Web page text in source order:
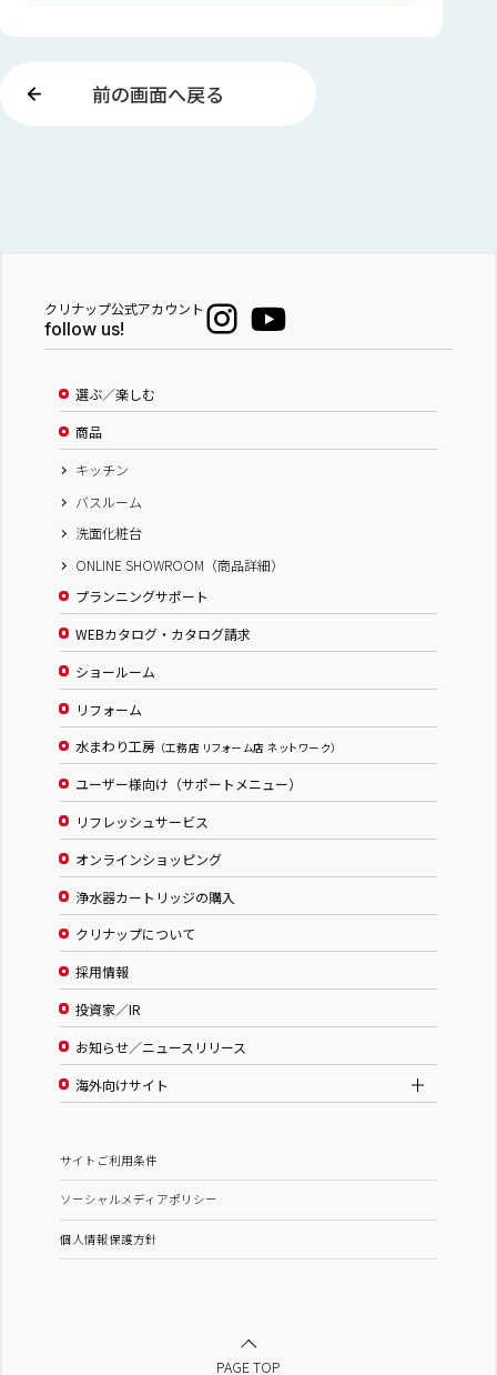
前の画面へ戻る
クリナップ公式アカウント
follow us!
選ぶ／楽しむ
商品
キッチン
バスルーム
洗面化粧台
ONLINE SHOWROOM（商品詳細）
プランニングサポート
WEBカタログ・カタログ請求
ショールーム
リフォーム
水まわり工房 （工務店 リフォーム店 ネットワーク）
ユーザー様向け（サポートメニュー）
リフレッシュサービス
オンラインショッピング
浄水器カートリッジの購入
クリナップについて
採用情報
投資家／IR
お知らせ／ニュースリリース
海外向けサイト
サイトご利用条件
ソーシャルメディアポリシー
個人情報保護方針
PAGE TOP